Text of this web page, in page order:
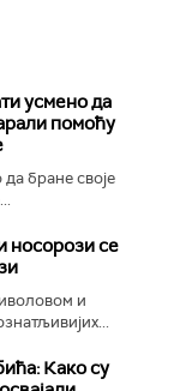
усмено да
помоћу
бране своје
носорози се
и
Како су